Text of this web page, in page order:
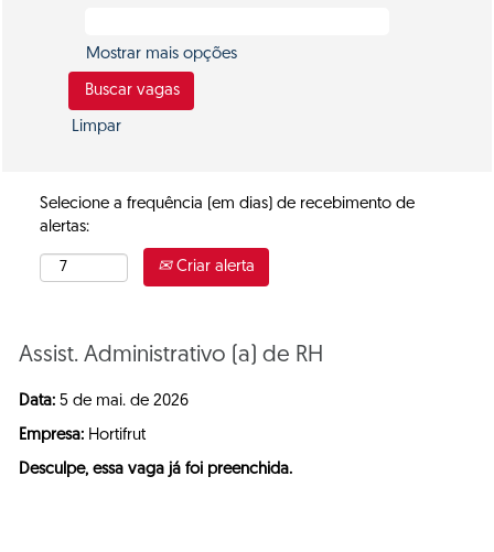
Mostrar mais opções
Limpar
Selecione a frequência (em dias) de recebimento de
alertas:
Criar alerta
Assist. Administrativo (a) de RH
Data: 5 de mai. de 2026
Empresa: Hortifrut
Desculpe, essa vaga já foi preenchida.